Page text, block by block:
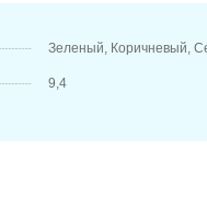
Зеленый, Коричневый,
9,4